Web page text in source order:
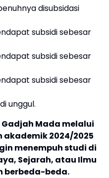
disubsidasi
subsidi sebesar
subsidi sebesar
subsidi sebesar
unggul.
Mada melalui
2024/2025
menempuh studi di
Sejarah, atau Ilmu
berbeda-beda.